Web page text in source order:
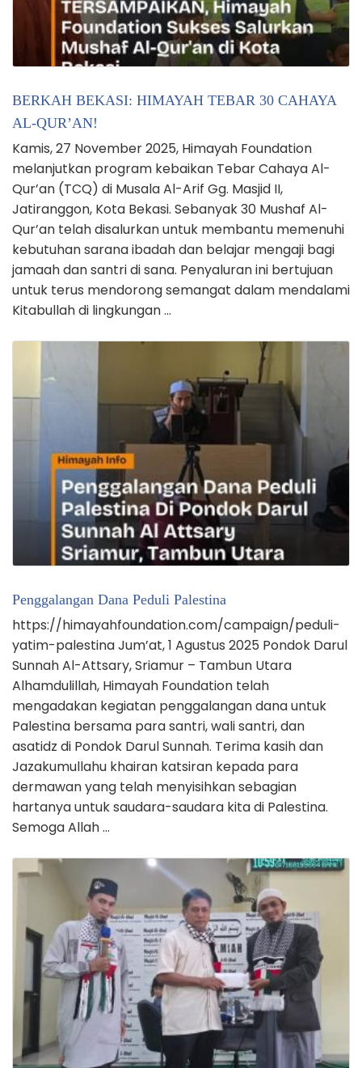
BERKAH BEKASI: HIMAYAH TEBAR 30 CAHAYA
AL-QUR’AN!
Kamis, 27 November 2025, Himayah Foundation
melanjutkan program kebaikan Tebar Cahaya Al-
Qur’an (TCQ) di Musala Al-Arif Gg. Masjid II,
Jatiranggon, Kota Bekasi. Sebanyak 30 Mushaf Al-
Qur’an telah disalurkan untuk membantu memenuhi
kebutuhan sarana ibadah dan belajar mengaji bagi
jamaah dan santri di sana. Penyaluran ini bertujuan
untuk terus mendorong semangat dalam mendalami
Kitabullah di lingkungan …
Penggalangan Dana Peduli Palestina
https://himayahfoundation.com/campaign/peduli-
yatim-palestina Jum’at, 1 Agustus 2025 Pondok Darul
Sunnah Al-Attsary, Sriamur – Tambun Utara
Alhamdulillah, Himayah Foundation telah
mengadakan kegiatan penggalangan dana untuk
Palestina bersama para santri, wali santri, dan
asatidz di Pondok Darul Sunnah. Terima kasih dan
Jazakumullahu khairan katsiran kepada para
dermawan yang telah menyisihkan sebagian
hartanya untuk saudara-saudara kita di Palestina.
Semoga Allah …